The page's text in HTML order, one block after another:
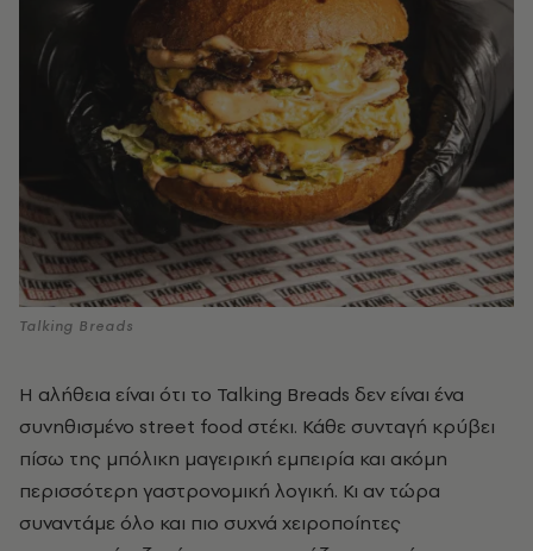
Talking Breads
Η αλήθεια είναι ότι το Talking Breads δεν είναι ένα
συνηθισμένο street food στέκι. Κάθε συνταγή κρύβει
πίσω της μπόλικη μαγειρική εμπειρία και ακόμη
περισσότερη γαστρονομική λογική. Κι αν τώρα
συναντάμε όλο και πιο συχνά χειροποίητες